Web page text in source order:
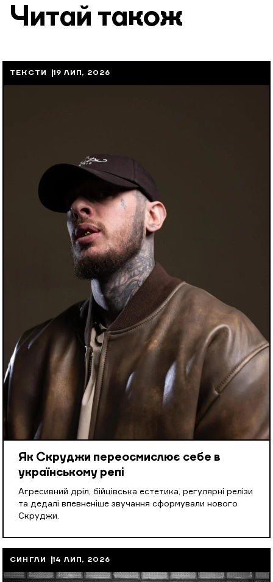
Читай також
ТЕКСТИ 19 ЛИП, 2026
Як Скруджи переосмислює себе в
українському репі
Агресивний дріл, бійцівська естетика, регулярні релізи
та дедалі впевненіше звучання сформували нового
Скруджи.
СИНГЛИ 14 ЛИП, 2026